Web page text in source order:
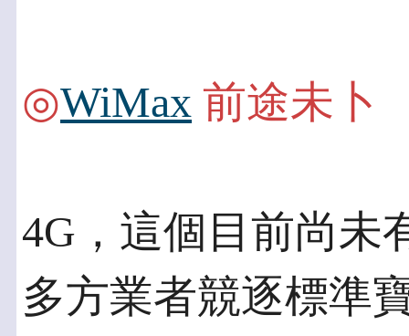
◎WiMax 前途未卜
4G，這個目前尚未
多方業者競逐標準